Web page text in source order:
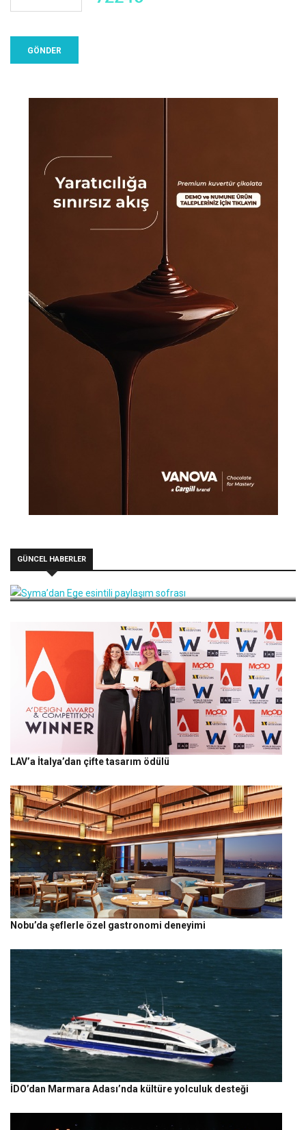
GÜNCEL HABERLER
Syma’dan Ege esintili paylaşım sofrası
LAV’a İtalya’dan çifte tasarım ödülü
Nobu’da şeflerle özel gastronomi deneyimi
İDO’dan Marmara Adası’nda kültüre yolculuk desteği